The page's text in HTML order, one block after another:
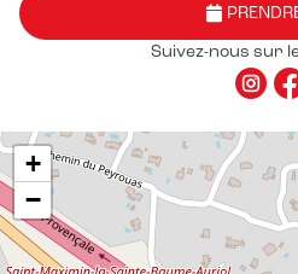
Suivez-nous sur
+
−